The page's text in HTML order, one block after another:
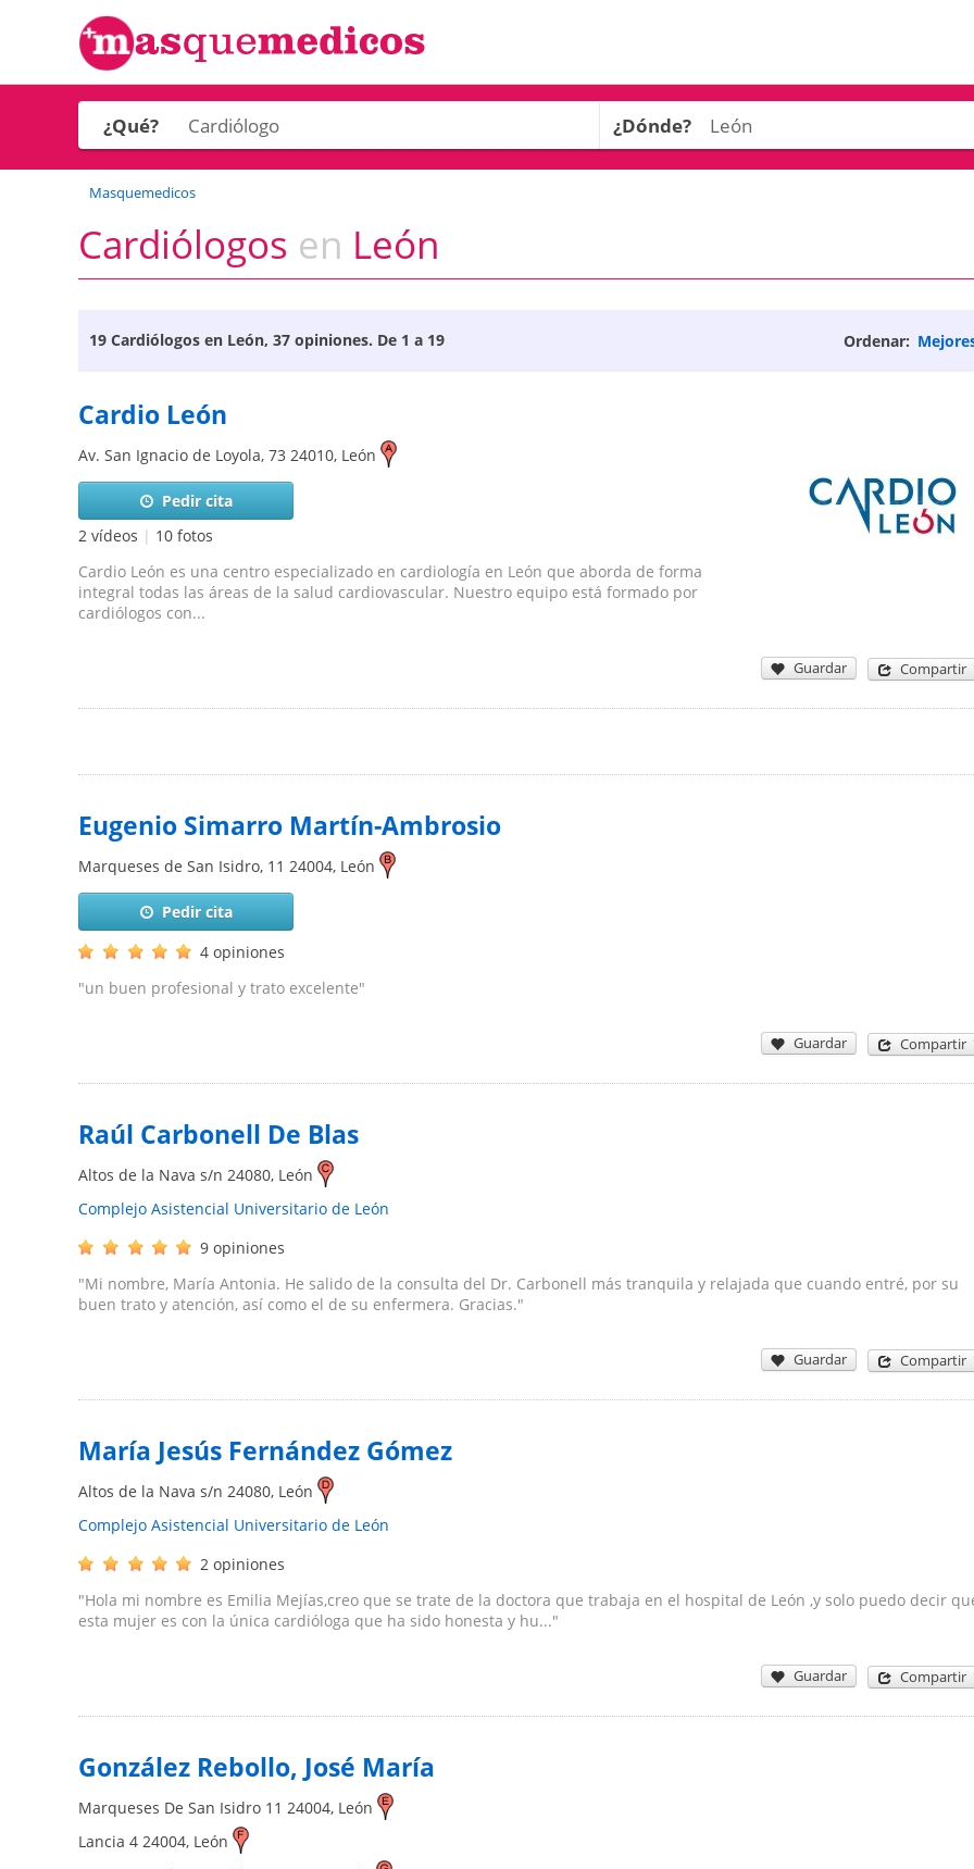
¿Qué? ¿Dónde?
Masquemedicos
Cardiólogos en León
Ordenar:
19 Cardiólogos en León, 37 opiniones. De 1 a 19
Cardio León
Av. San Ignacio de Loyola, 73 24010, León
Pedir cita
2 vídeos | 10 fotos
Cardio León es una centro especializado en cardiología en León que aborda de forma
integral todas las áreas de la salud cardiovascular. Nuestro equipo está formado por
cardiólogos con...
Guardar Compartir
Eugenio Simarro Martín-Ambrosio
Marqueses de San Isidro, 11 24004, León
Pedir cita
4 opiniones
"un buen profesional y trato excelente"
Guardar Compartir
Raúl Carbonell De Blas
Altos de la Nava s/n 24080, León
Complejo Asistencial Universitario de León
9 opiniones
"Mi nombre, María Antonia. He salido de la consulta del Dr. Carbonell más tranquila y relajada que cuando entré, por su
buen trato y atención, así como el de su enfermera. Gracias."
Guardar Compartir
María Jesús Fernández Gómez
Altos de la Nava s/n 24080, León
Complejo Asistencial Universitario de León
2 opiniones
"Hola mi nombre es Emilia Mejías,creo que se trate de la doctora que trabaja en el hospital de León ,y solo puedo decir
esta mujer es con la única cardióloga que ha sido honesta y hu..."
Guardar Compartir
González Rebollo, José María
Marqueses De San Isidro 11 24004, León
Lancia 4 24004, León